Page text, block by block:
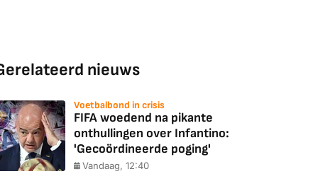
nieuws
Voetbalbond in crisis
FIFA woedend na pikante
onthullingen over Infantino:
'Gecoördineerde poging'
Vandaag, 12:40